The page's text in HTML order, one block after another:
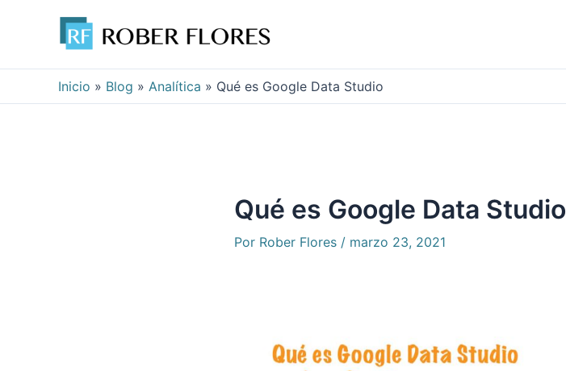
Inicio » Blog » Analítica » Qué es Google Data Studio
Qué es Google Data Studio
Por Rober Flores / marzo 23, 2021